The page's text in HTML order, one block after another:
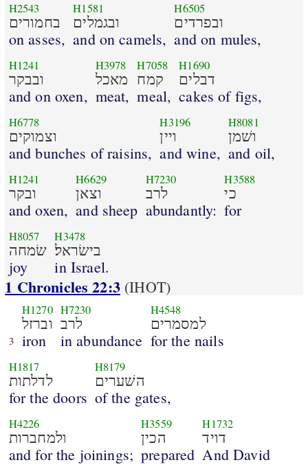
H2543
בחמורים
on asses,
H1581
ובגמלים
and on camels,
H6505
ובפרדים
and on mules,
H1241
ובבקר
and on oxen,
H3978
מאכל
meat,
H7058
קמח
meal,
H1690
דבלים
cakes of figs,
H6778
וצמוקים
and bunches of raisins,
H3196
ויין
and wine,
H8081
ושׁמן
and oil,
H1241
ובקר
and oxen,
H6629
וצאן
and sheep
H7230
לרב
abundantly:
H3588
כי
for
H8057
שׂמחה
joy
H3478
בישׂראל׃
in Israel.
1 Chronicles 22:3(IHOT)
3
H1270
וברזל
iron
H7230
לרב
in abundance
H4548
למסמרים
for the nails
H1817
לדלתות
for the doors
H8179
השׁערים
of the gates,
H4226
ולמחברות
and for the joinings;
H3559
הכין
prepared
H1732
דויד
And David